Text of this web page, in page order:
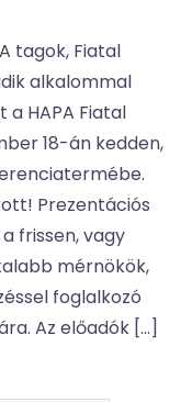
tagok, Fiatal
alkalommal
a HAPA Fiatal
18-án kedden,
Prezentációs
frissen, vagy
mérnökök,
foglalkozó
Az előadók […]